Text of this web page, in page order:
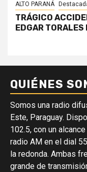
ALTO PARANÁ
TRÁGICO
EDGAR TORALES
QUIÉNES
Somos una radio
Este, Paraguay.
102.5, con un
radio AM en el dial
la redonda. Ambas
grande de